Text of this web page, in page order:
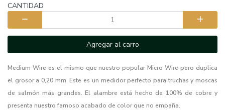
CANTIDAD
Agregar al carro
Medium Wire es el mismo que nuestro popular Micro Wire pero duplica
el grosor a 0,20 mm. Este es un medidor perfecto para truchas y moscas
de salmón más grandes. El alambre está hecho de 100% de cobre y
presenta nuestro famoso acabado de color que no empaña.